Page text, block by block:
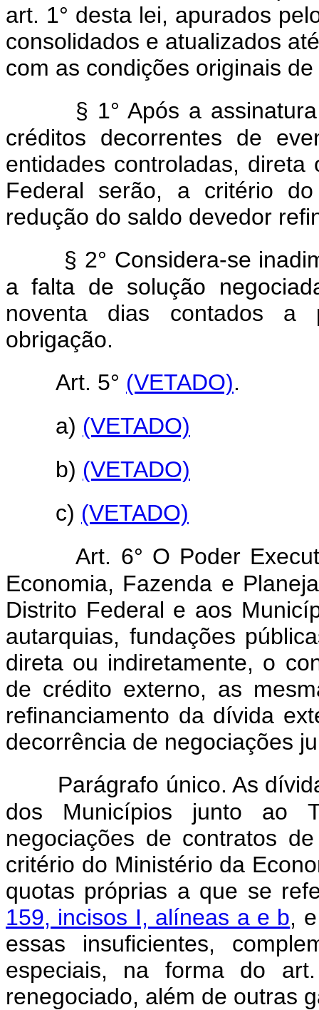
art. 1° desta lei, apurados
consolidados e atualizados
com as condições originais
§ 1° Após a
créditos decorrentes de
entidades controladas,
Federal serão, a critério
redução do saldo devedor
§ 2° Considera-se
a falta de solução
noventa dias contados a
obrigação.
Art. 5° (VETADO).
a) (VETADO)
b) (VETADO)
c) (VETADO)
Art. 6° O Poder
Economia, Fazenda e
Distrito Federal e aos
autarquias, fundações
direta ou indiretamente, o
de crédito externo, as
refinanciamento da dívida
decorrência de negociações
Parágrafo único. As
dos Municípios junto ao
negociações de contratos
critério do Ministério da
quotas próprias a que se
159, incisos I, alíneas a e b,
essas insuficientes,
especiais, na forma do
renegociado, além de outras